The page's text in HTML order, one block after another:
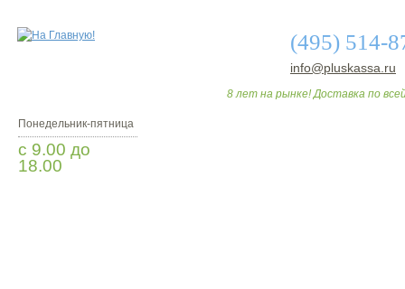
(495) 514-
info@pluskassa.ru
8 лет на рынке! Доставка по
Понедельник-пятница
с 9.00 до
18.00